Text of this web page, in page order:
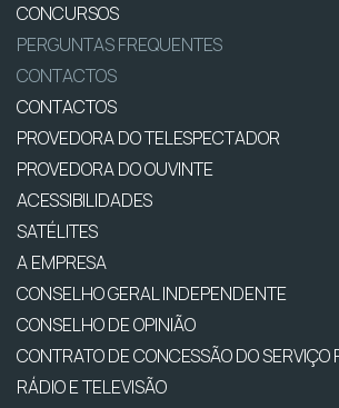
CONCURSOS
PERGUNTAS FREQUENTES
CONTACTOS
CONTACTOS
PROVEDORA DO TELESPECTADOR
PROVEDORA DO OUVINTE
ACESSIBILIDADES
SATÉLITES
A EMPRESA
CONSELHO GERAL INDEPENDENTE
CONSELHO DE OPINIÃO
CONTRATO DE CONCESSÃO DO SERVIÇO
RÁDIO E TELEVISÃO